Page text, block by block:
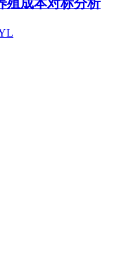
殖成本对标分析